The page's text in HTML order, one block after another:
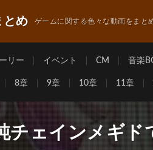
とめ ゲームに関する色々な動画をまと
リー イベント CM 音楽
8章 9章 10章 11章
チェインメギド